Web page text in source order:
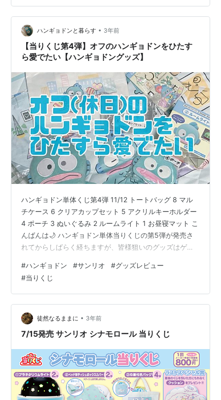
ん！あと、「当たりくじ」じゃなく「当りくじ」なの
ね。
ハンギョドンと暮らす • 3年前
【当りくじ第4弾】オフのハンギョドンをひたす
ら愛でたい【ハンギョドングッズ】
ハンギョドン単体くじ第4弾 11/12 トートバッグ 8 マル
チケース 6 クリアカップセット 5 アクリルキーホルダー
4 ポーチ 3 ぬいぐるみ 2 ルームライト 1 お昼寝マット こ
んばんは🌙 ハンギョドン単体当りくじの第5弾が発売さ
れてからしばらく経ちますが、皆様狙いのグッズはゲッ
ンも無事にお迎えしてホクホクです。 第5弾についての
記事はこちら hangyodon-withlife.hatenablog.com 歴代
のハンギョドン単体くじは一通り挑戦していて、弾ごと
にムラがあるものの所有しているグッズの方が多いの
で、この場をお借りして語…
#ハンギョドン #サンリオ #グッズレビュー
#当りくじ
徒然なるままに • 3年前
7/15発売 サンリオ シナモロール 当りくじ